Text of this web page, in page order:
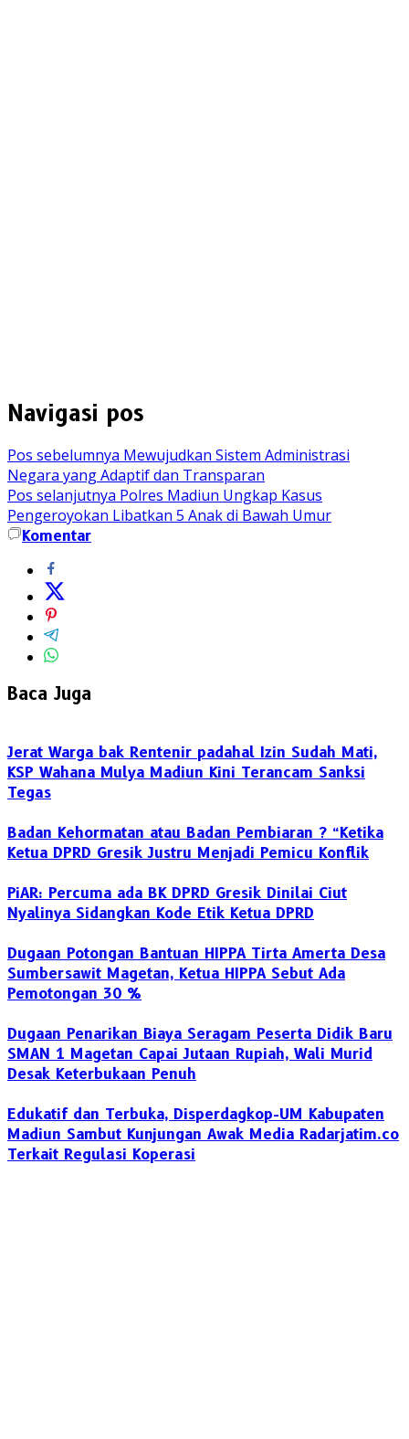
Navigasi pos
Pos sebelumnya Mewujudkan Sistem Administrasi
Negara yang Adaptif dan Transparan
Pos selanjutnya Polres Madiun Ungkap Kasus
Pengeroyokan Libatkan 5 Anak di Bawah Umur
Komentar
Baca Juga
Jerat Warga bak Rentenir padahal Izin Sudah Mati,
KSP Wahana Mulya Madiun Kini Terancam Sanksi
Tegas
Badan Kehormatan atau Badan Pembiaran ? “Ketika
Ketua DPRD Gresik Justru Menjadi Pemicu Konflik
PiAR: Percuma ada BK DPRD Gresik Dinilai Ciut
Nyalinya Sidangkan Kode Etik Ketua DPRD
Dugaan Potongan Bantuan HIPPA Tirta Amerta Desa
Sumbersawit Magetan, Ketua HIPPA Sebut Ada
Pemotongan 30 %
Dugaan Penarikan Biaya Seragam Peserta Didik Baru
SMAN 1 Magetan Capai Jutaan Rupiah, Wali Murid
Desak Keterbukaan Penuh
Edukatif dan Terbuka, Disperdagkop-UM Kabupaten
Madiun Sambut Kunjungan Awak Media Radarjatim.co
Terkait Regulasi Koperasi